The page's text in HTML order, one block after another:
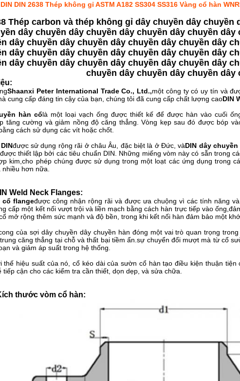
DIN 2638 Thép không gỉ ASTM A182 SS304 SS316 Vàng cổ hàn
Thép carbon và thép không gỉ dây chuyền dây chuyền
dây chuyền dây chuyền dây chuyền dây chuyền
dây chuyền dây chuyền dây chuyền dây chuyền dây
dây chuyền dây chuyền dây chuyền dây chuyền dây
dây chuyền dây chuyền dây chuyền dây chuyền dây
chuyền dây chuyền dây chuyền dây
Shaanxi Peter International Trade Co., Ltd.,một công ty có uy tín và
cung cấp đáng tin cậy của bạn, chúng tôi đã cung cấp chất lượng caoDIN
hàn cổlà một loại vạch ống được thiết kế để được hàn vào cuối
tăng cường và giảm nồng độ căng thẳng. Vòng kẹp sau đó được bóp
cách sử dụng các vít hoặc chốt.
được sử dụng rộng rãi ở châu Âu, đặc biệt là ở Đức, vàDIN dây
thiết lập bởi các tiêu chuẩn DIN. Những miếng vòm này có sẵn trong
kim,cho phép chúng được sử dụng trong một loạt các ứng dụng trong
hơn nữa.
Weld Neck Flanges:
cổ flangeđược công nhận rộng rãi và được ưa chuộng vì các tính năng
cấp một kết nối vượt trội và liền mạch bằng cách hàn trực tiếp vào
mở rộng thêm sức mạnh và độ bền, trong khi kết nối hàn đảm bảo một
của sợi dây chuyền dây chuyền hàn đóng một vai trò quan trọng
căng thẳng tại chỗ và thất bại tiềm ẩn.sự chuyển đổi mượt mà từ cổ
và giảm áp suất trong hệ thống.
thế hiệu suất của nó, cổ kéo dài của sườn cổ hàn tạo điều kiện thuận
tiếp cận cho các kiểm tra cần thiết, dọn dẹp, và sửa chữa.
thước vòm cổ hàn: